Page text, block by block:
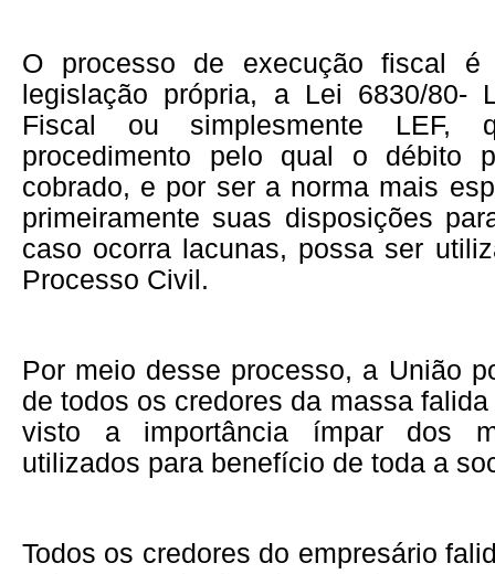
O processo de execução fiscal é
legislação própria, a Lei 6830/80-
Fiscal ou simplesmente LEF,
procedimento pelo qual o débito
cobrado, e por ser a norma mais
primeiramente suas disposições
caso ocorra lacunas, possa ser
Processo Civil.
Por meio desse processo, a União
de todos os credores da massa
visto a importância ímpar dos
utilizados para benefício de toda a
Todos os credores do empresário